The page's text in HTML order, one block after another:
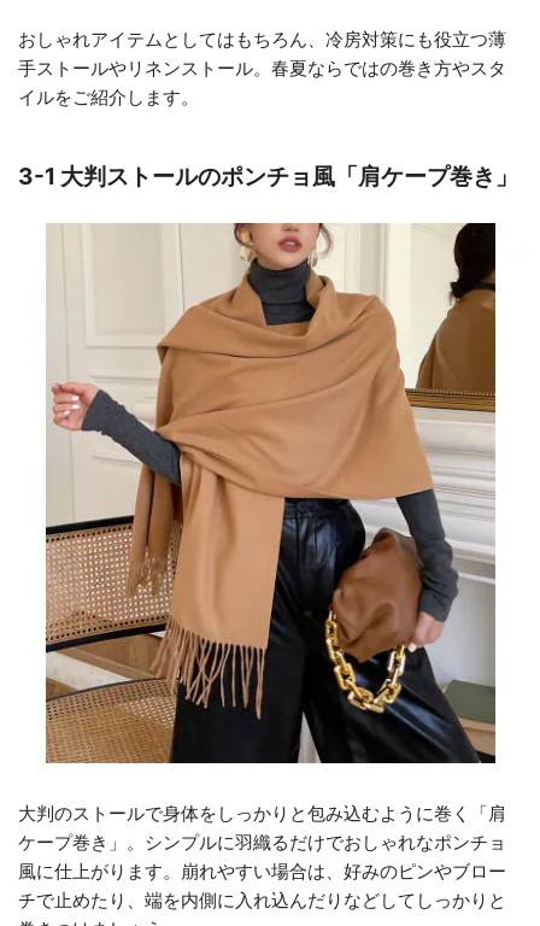
おしゃれアイテムとしてはもちろん、冷房対策にも役立つ薄
手ストールやリネンストール。春夏ならではの巻き方やスタ
イルをご紹介します。
3-1 大判ストールのポンチョ風「肩ケープ巻き」
大判のストールで身体をしっかりと包み込むように巻く「肩
ケープ巻き」。シンプルに羽織るだけでおしゃれなポンチョ
風に仕上がります。崩れやすい場合は、好みのピンやブロー
チで止めたり、端を内側に入れ込んだりなどしてしっかりと